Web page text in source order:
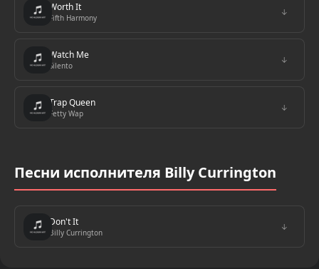
Worth It
Fifth Harmony
↓
Watch Me
Silento
↓
Trap Queen
Fetty Wap
↓
Песни исполнителя Billy Currington
Don't It
Billy Currington
↓